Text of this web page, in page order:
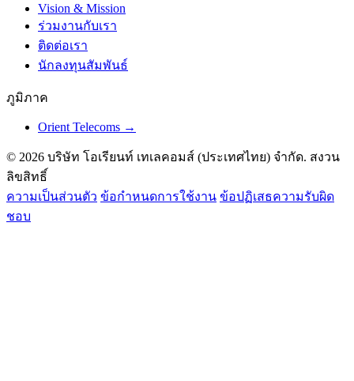
Vision & Mission
ร่วมงานกับเรา
ติดต่อเรา
นักลงทุนสัมพันธ์
ภูมิภาค
Orient Telecoms →
© 2026 บริษัท โอเรียนท์ เทเลคอมส์ (ประเทศไทย) จำกัด. สงวน
ลิขสิทธิ์
ความเป็นส่วนตัว ข้อกำหนดการใช้งาน ข้อปฏิเสธความรับผิด
ชอบ